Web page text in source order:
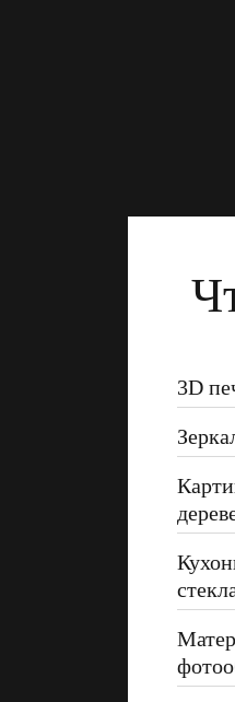
3D